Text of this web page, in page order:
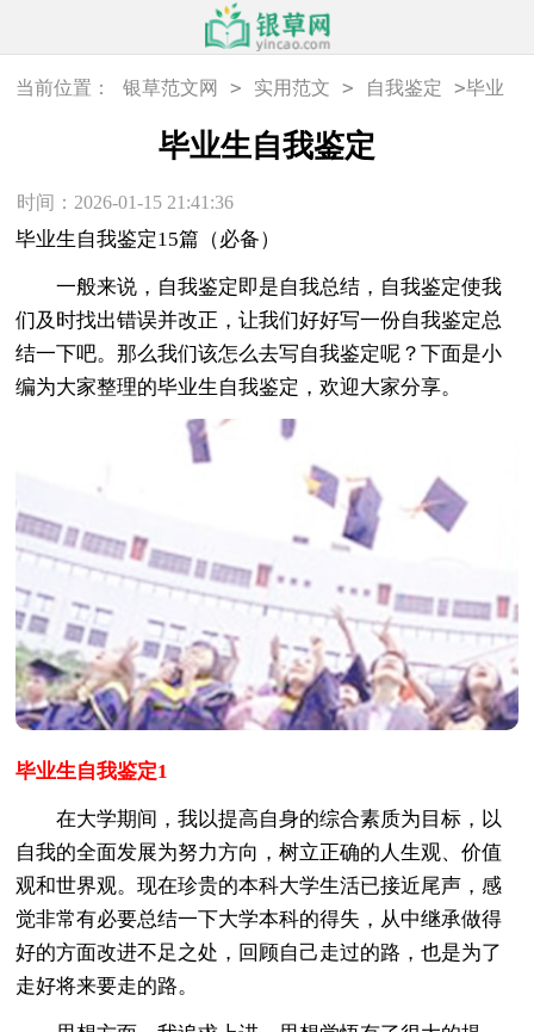
当前位置： 银草范文网 > 实用范文 > 自我鉴定 >毕业
毕业生自我鉴定
时间：2026-01-15 21:41:36
毕业生自我鉴定15篇（必备）
一般来说，自我鉴定即是自我总结，自我鉴定使我
们及时找出错误并改正，让我们好好写一份自我鉴定总
结一下吧。那么我们该怎么去写自我鉴定呢？下面是小
编为大家整理的毕业生自我鉴定，欢迎大家分享。
毕业生自我鉴定1
在大学期间，我以提高自身的综合素质为目标，以
自我的全面发展为努力方向，树立正确的人生观、价值
观和世界观。现在珍贵的本科大学生活已接近尾声，感
觉非常有必要总结一下大学本科的得失，从中继承做得
好的方面改进不足之处，回顾自己走过的路，也是为了
走好将来要走的路。